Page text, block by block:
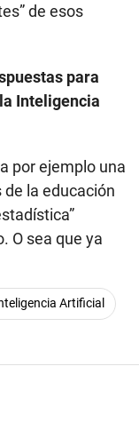
de esos
para
Inteligencia
por ejemplo una
la educación
O sea que ya
Artificial